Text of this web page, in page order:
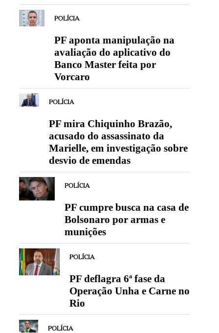
POLÍCIA
PF aponta manipulação na
avaliação do aplicativo do
Banco Master feita por
Vorcaro
POLÍCIA
PF mira Chiquinho Brazão,
acusado do assassinato da
Marielle, em investigação sobre
desvio de emendas
POLÍCIA
PF cumpre busca na casa de
Bolsonaro por armas e
munições
POLÍCIA
PF deflagra 6ª fase da
Operação Unha e Carne no
Rio
POLÍCIA